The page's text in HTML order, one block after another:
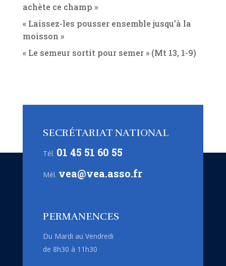
achète ce champ »
« Laissez-les pousser ensemble jusqu’à la
moisson »
« Le semeur sortit pour semer » (Mt 13, 1-9)
SECRÉTARIAT NATIONAL
Tél. 01 45 51 60 55
Mél. vea@vea.asso.fr
PERMANENCES
Du Mardi au Vendredi
de 8h30 à 11h30